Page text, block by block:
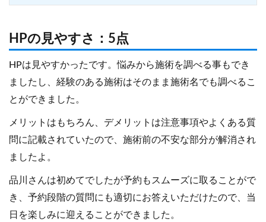
HPの見やすさ：5点
HPは見やすかったです。悩みから施術を調べる事もでき
ましたし、経験のある施術はそのまま施術名でも調べるこ
とができました。
メリットはもちろん、デメリットは注意事項やよくある質
問に記載されていたので、施術前の不安な部分が解消され
ましたよ。
品川さんは初めてでしたが予約もスムーズに取ることがで
き、予約段階の質問にも適切にお答えいただけたので、当
日を楽しみに迎えることができました。